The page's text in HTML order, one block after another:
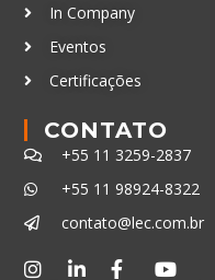
In Company
Eventos
Certificações
CONTATO
+55 11 3259-2837
+55 11 98924-8322
contato@lec.com.br